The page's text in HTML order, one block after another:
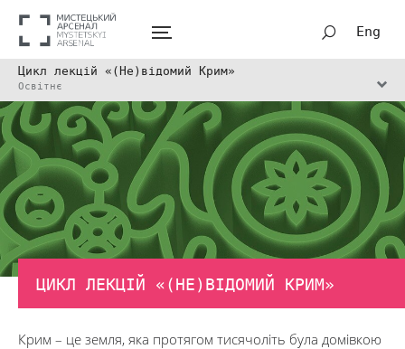
Eng
Цикл лекцій «(Не)відомий Крим»
Освітнє
ЦИКЛ ЛЕКЦІЙ «(НЕ)ВІДОМИЙ КРИМ»
Крим – це земля, яка протягом тисячоліть була домівкою